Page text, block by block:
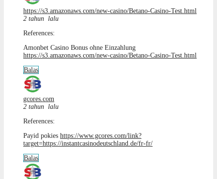
https://s3.amazonaws.com/new-casino/Betano-Casino-Test.html
2 tahun lalu
References:
Amonbet Casino Bonus ohne Einzahlung
https://s3.amazonaws.com/new-casino/Betano-Casino-Test.html
Balas
gcores.com
2 tahun lalu
References:
Payid pokies https://www.gcores.com/link?
target=https://instantcasinodeutschland.de/fr-fr/
Balas